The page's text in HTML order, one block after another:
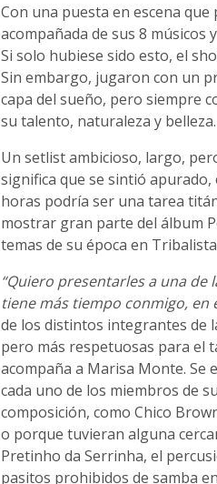
Con una puesta en escena
acompañada de sus 8 músicos
Si solo hubiese sido esto, el
Sin embargo, jugaron con un
capa del sueño, pero siempre
su talento, naturaleza y belleza.
Un setlist ambicioso, largo,
significa que se sintió
horas podría ser una tarea
mostrar gran parte del álbum
temas de su época en
“Quiero presentarles a una de
tiene más tiempo conmigo, en
de los distintos integrantes de
pero más respetuosas para el
acompaña a Marisa Monte. Se
cada uno de los miembros de
composición, como Chico
o porque tuvieran alguna
Pretinho da Serrinha, el
pasitos prohibidos de samba